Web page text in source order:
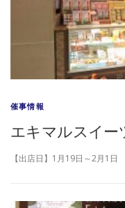
催事情報
エキマルスイ
【出店日】1月19日～2月1日